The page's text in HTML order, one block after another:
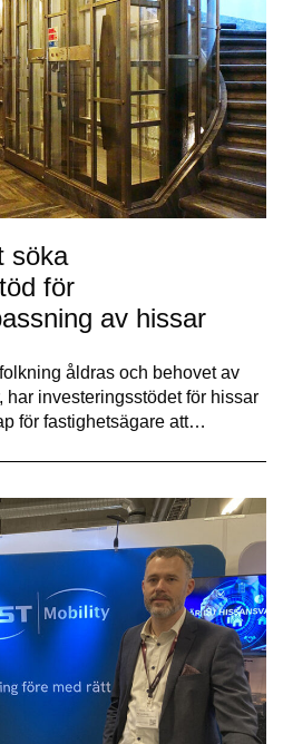
söka
för
av hissar
åldras och behovet av
investeringsstödet för hissar
för fastighetsägare att…